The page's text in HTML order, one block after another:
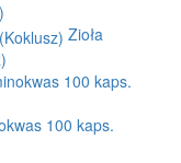
Zioła
100 kaps.